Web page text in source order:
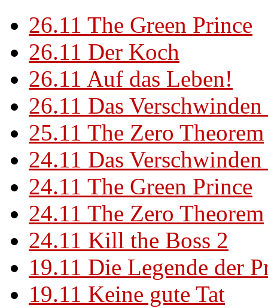
26.11 The Green Prince
26.11 Der Koch
26.11 Auf das Leben!
26.11 Das
25.11 The Zero Theorem
24.11 Das
24.11 The Green Prince
24.11 The Zero Theorem
24.11 Kill the Boss 2
19.11 Die Legende der
19.11 Keine gute Tat